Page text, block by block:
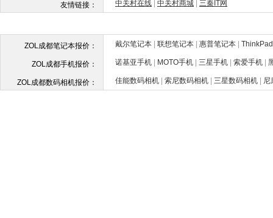
ZOL成都笔记本报价： 戴尔笔记本 联想笔记本 惠普笔记本
ZOL成都手机报价： 诺基亚手机 MOTO手机 三星手机 索爱手机
ZOL成都数码相机报价： 佳能数码相机 索尼数码相机 三星数码相机 尼